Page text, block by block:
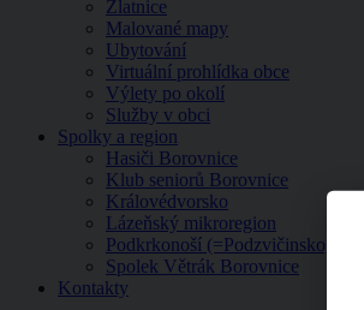
Zlatnice
Malované mapy
Ubytování
Virtuální prohlídka obce
Výlety po okolí
Služby v obci
Spolky a region
Hasiči Borovnice
Klub seniorů Borovnice
Královédvorsko
Lázeňský mikroregion
Podkrkonoší (=Podzvičinsko, z.s.)
Spolek Větrák Borovnice
Kontakty